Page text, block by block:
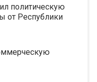
политическую
от Республики